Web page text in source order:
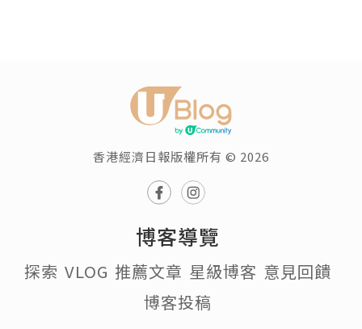
香港經濟日報版權所有 © 2026
博客導覽
探索 VLOG 推薦文章 星級博客 意見回饋
博客投稿